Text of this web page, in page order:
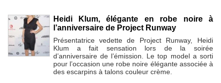
Heidi Klum, élégante en robe noire à
l’anniversaire de Project Runway
Présentatrice vedette de Project Runway, Heidi
Klum a fait sensation lors de la soirée
d’anniversaire de l’émission. Le top model a sorti
pour l’occasion une robe noire élégante associée à
des escarpins à talons couleur crème.